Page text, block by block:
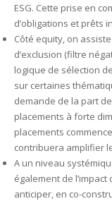
ESG. Cette prise en
d’obligations et prêts
Côté equity, on
d’exclusion (filtre
logique de sélection
sur certaines
demande de la part
placements à forte
placements
contribuera amplifier
A un niveau
également de
anticiper, en co-